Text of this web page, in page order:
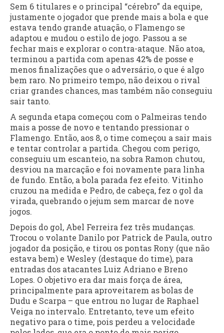
Sem 6 titulares e o principal “cérebro” da equipe,
justamente o jogador que prende mais a bola e que
estava tendo grande atuação, o Flamengo se
adaptou e mudou o estilo de jogo. Passou a se
fechar mais e explorar o contra-ataque. Não atoa,
terminou a partida com apenas 42% de posse e
menos finalizações que o adversário, o que é algo
bem raro. No primeiro tempo, não deixou o rival
criar grandes chances, mas também não conseguiu
sair tanto.
A segunda etapa começou com o Palmeiras tendo
mais a posse de novo e tentando pressionar o
Flamengo. Então, aos 8, o time começou a sair mais
e tentar controlar a partida. Chegou com perigo,
conseguiu um escanteio, na sobra Ramon chutou,
desviou na marcação e foi novamente para linha
de fundo. Então, a bola parada fez efeito. Vitinho
cruzou na medida e Pedro, de cabeça, fez o gol da
virada, quebrando o jejum sem marcar de nove
jogos.
Depois do gol, Abel Ferreira fez três mudanças.
Trocou o volante Danilo por Patrick de Paula, outro
jogador da posição, e tirou os pontas Rony (que não
estava bem) e Wesley (destaque do time), para
entradas dos atacantes Luiz Adriano e Breno
Lopes. O objetivo era dar mais força de área,
principalmente para aproveitarem as bolas de
Dudu e Scarpa – que entrou no lugar de Raphael
Veiga no intervalo. Entretanto, teve um efeito
negativo para o time, pois perdeu a velocidade